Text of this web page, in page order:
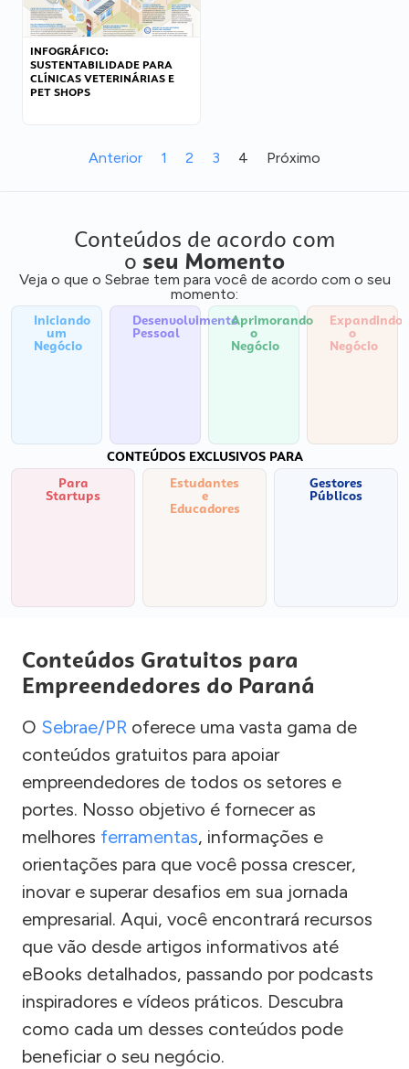
INFOGRÁFICO:
SUSTENTABILIDADE PARA
CLÍNICAS VETERINÁRIAS E
PET SHOPS
Anterior 1 2 3 4 Próximo
Conteúdos de acordo com
o seu Momento
Veja o que o Sebrae tem para você de acordo com o seu
momento:
Iniciando
um
Negócio
Desenvolvimento
Pessoal
Aprimorando
o
Negócio
Expandindo
o
Negócio
CONTEÚDOS EXCLUSIVOS PARA
Para
Startups
Estudantes
e
Educadores
Gestores
Públicos
Conteúdos Gratuitos para
Empreendedores do Paraná
O Sebrae/PR oferece uma vasta gama de
conteúdos gratuitos para apoiar
empreendedores de todos os setores e
portes. Nosso objetivo é fornecer as
melhores ferramentas, informações e
orientações para que você possa crescer,
inovar e superar desafios em sua jornada
empresarial. Aqui, você encontrará recursos
que vão desde artigos informativos até
eBooks detalhados, passando por podcasts
inspiradores e vídeos práticos. Descubra
como cada um desses conteúdos pode
beneficiar o seu negócio.